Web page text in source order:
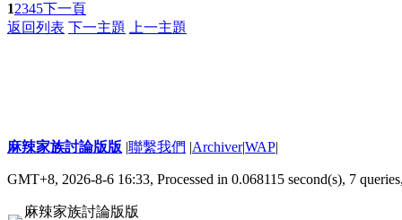
12345下一頁
返回列表 下一主題 上一主題
麻辣家族討論版版 |聯繫我們 |Archiver|WAP|
GMT+8, 2026-8-6 16:33, Processed in 0.068115 second(s), 7
麻辣家族討論版版